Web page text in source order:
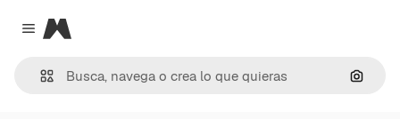
Close menu
Magnific